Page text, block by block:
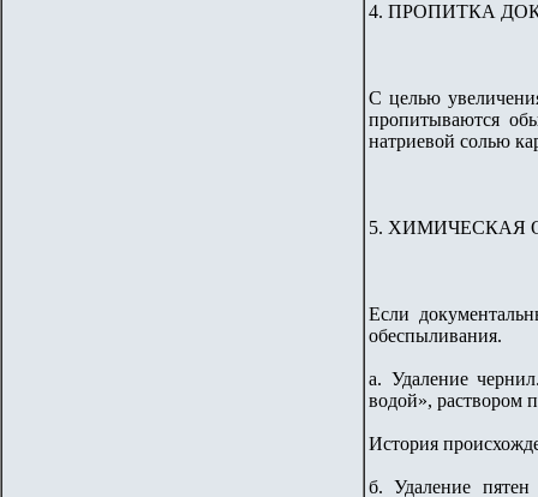
4. ПРОПИТКА
С целью
пропитываются
натриевой солью
5. ХИМИЧЕСКАЯ
Если
обеспыливания.
а. Удаление
водой», раствором
История
б. Удаление пятен